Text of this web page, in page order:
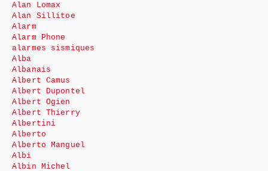
Alan Lomax
Alan Sillitoe
Alarm
Alarm Phone
alarmes sismiques
Alba
Albanais
Albert Camus
Albert Dupontel
Albert Ogien
Albert Thierry
Albertini
Alberto
Alberto Manguel
Albi
Albin Michel